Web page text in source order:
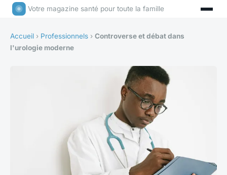
Votre magazine santé pour toute la famille
Accueil › Professionnels › Controverse et débat dans
l'urologie moderne